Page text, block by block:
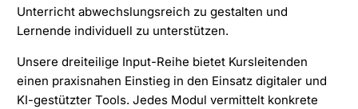
Unterricht abwechslungsreich zu gestalten und
Lernende individuell zu unterstützen.
Unsere dreiteilige Input-Reihe bietet Kursleitenden
einen praxisnahen Einstieg in den Einsatz digitaler und
KI-gestützter Tools. Jedes Modul vermittelt konkrete